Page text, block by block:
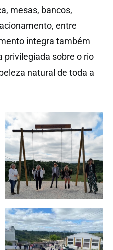
mesas, bancos,
entre
integra também
privilegiada sobre o rio
natural de toda a